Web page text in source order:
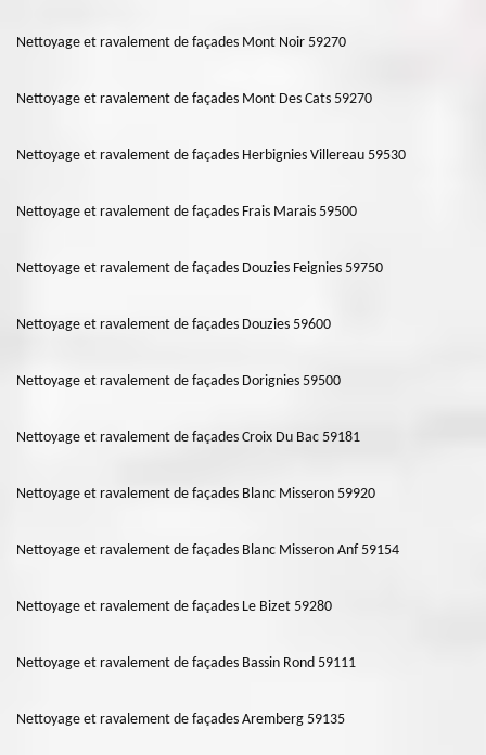
Nettoyage et ravalement de façades Mont Noir 59270
Nettoyage et ravalement de façades Mont Des Cats 59270
Nettoyage et ravalement de façades Herbignies Villereau 59530
Nettoyage et ravalement de façades Frais Marais 59500
Nettoyage et ravalement de façades Douzies Feignies 59750
Nettoyage et ravalement de façades Douzies 59600
Nettoyage et ravalement de façades Dorignies 59500
Nettoyage et ravalement de façades Croix Du Bac 59181
Nettoyage et ravalement de façades Blanc Misseron 59920
Nettoyage et ravalement de façades Blanc Misseron Anf 59154
Nettoyage et ravalement de façades Le Bizet 59280
Nettoyage et ravalement de façades Bassin Rond 59111
Nettoyage et ravalement de façades Aremberg 59135